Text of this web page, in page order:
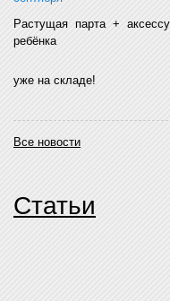
Растущая парта +
ребёнка
уже на складе!
Все новости
Статьи